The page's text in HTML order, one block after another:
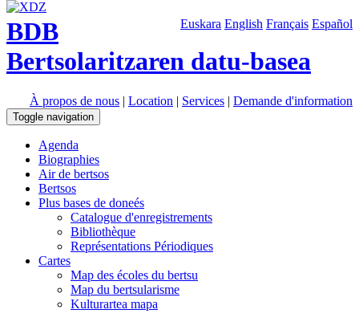
Euskara English Français Español
BDB
Bertsolaritzaren datu-basea
À propos de nous | Location | Services | Demande d'information
Toggle navigation
Agenda
Biographies
Air de bertsos
Bertsos
Plus bases de doneés
Catalogue d'enregistrements
Bibliothèque
Représentations Périodiques
Cartes
Map des écoles du bertsu
Map du bertsularisme
Kulturartea mapa